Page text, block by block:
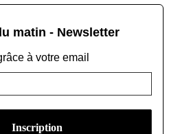
matin - Newsletter
à votre email